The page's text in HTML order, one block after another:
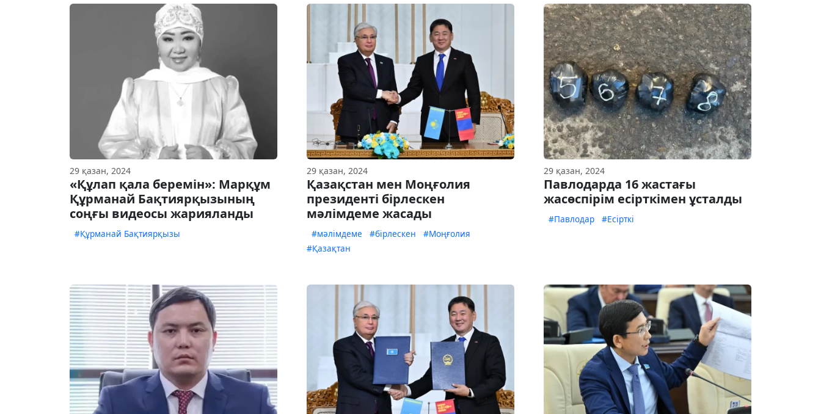
29 қазан, 2024
«Құлап қала беремін»: Марқұм
Құрманай Бақтиярқызының
соңғы видеосы жарияланды
#Құрманай Бақтиярқызы
29 қазан, 2024
Қазақстан мен Моңғолия
президенті бірлескен
мәлімдеме жасады
#мәлімдеме #бірлескен
#Моңғолия
#Қазақтан
29 қазан, 2024
Павлодарда 16 жастағы
жасөспірім есірткімен ұсталды
#Павлодар #Есірткі